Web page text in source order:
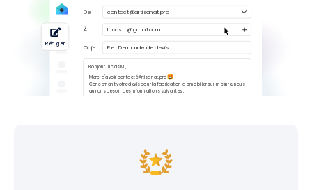
.re
4,99 €
.pm
6,99 €